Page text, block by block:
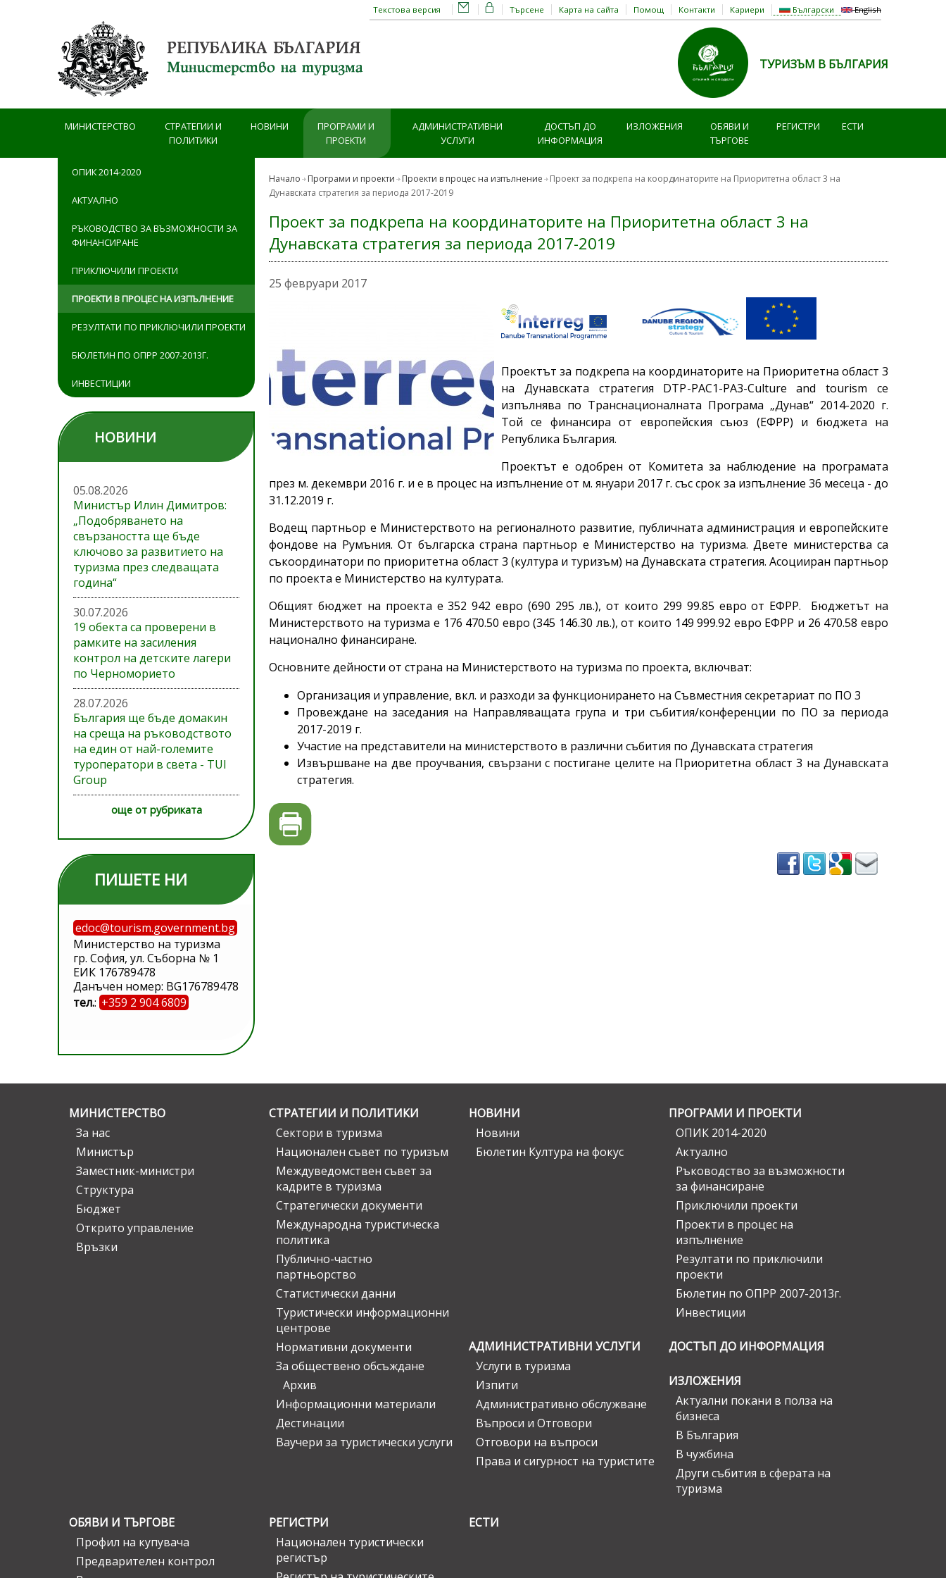
Български English
Търсене Карта на сайта Помощ Контакти Кариери
Текстова версия
ТУРИЗЪМ В БЪЛГАРИЯ
МИНИСТЕРСТВО
СТРАТЕГИИ И
ПОЛИТИКИ
НОВИНИ
ПРОГРАМИ И
ПРОЕКТИ
АДМИНИСТРАТИВНИ
УСЛУГИ
ДОСТЪП ДО
ИНФОРМАЦИЯ
ИЗЛОЖЕНИЯ
ОБЯВИ И
ТЪРГОВЕ
РЕГИСТРИ ЕСТИ
ОПИК 2014-2020
АКТУАЛНО
РЪКОВОДСТВО ЗА ВЪЗМОЖНОСТИ ЗА
ФИНАНСИРАНЕ
ПРИКЛЮЧИЛИ ПРОЕКТИ
ПРОЕКТИ В ПРОЦЕС НА ИЗПЪЛНЕНИЕ
РЕЗУЛТАТИ ПО ПРИКЛЮЧИЛИ ПРОЕКТИ
БЮЛЕТИН ПО ОПРР 2007-2013Г.
ИНВЕСТИЦИИ
НОВИНИ
05.08.2026
Министър Илин Димитров:
„Подобряването на
свързаността ще бъде
ключово за развитието на
туризма през следващата
година“
30.07.2026
19 обекта са проверени в
рамките на засиления
контрол на детските лагери
по Черноморието
28.07.2026
България ще бъде домакин
на среща на ръководството
на един от най-големите
туроператори в света - TUI
Group
още от рубриката
ПИШЕТЕ НИ
edoc@tourism.government.bg
Министерство на туризма
гр. София, ул. Съборна № 1
ЕИК 176789478
Данъчен номер: BG176789478
тел.: +359 2 904 6809
Начало Програми и проекти Проекти в процес на изпълнение
Проект за подкрепа на координаторите на Приоритетна област 3 на
Дунавската стратегия за периода 2017-2019
Проект за подкрепа на координаторите на Приоритетна област 3 на
Дунавската стратегия за периода 2017-2019
25 февруари 2017
Проектът за подкрепа на координаторите на Приоритетна област 3
на Дунавската стратегия DTP-PAC1-PA3-Culture and tourism се
изпълнява по Транснационалната Програма „Дунав“ 2014-2020 г.
Той се финансира от европейския съюз (ЕФРР) и бюджета на
Република България.
Проектът е одобрен от Комитета за наблюдение на програмата
през м. декември 2016 г. и е в процес на изпълнение от м. януари 2017 г. със срок за изпълнение 36 месеца - до
31.12.2019 г.
Водещ партньор е Министерството на регионалното развитие, публичната администрация и европейските
фондове на Румъния. От българска страна партньор е Министерство на туризма. Двете министерства са
съкоординатори по приоритетна област 3 (култура и туризъм) на Дунавската стратегия. Асоцииран партньор
по проекта е Министерство на културата.
Общият бюджет на проекта е 352 942 евро (690 295 лв.), от които 299 99.85 евро от ЕФРР. Бюджетът на
Министерството на туризма е 176 470.50 евро (345 146.30 лв.), от които 149 999.92 евро ЕФРР и 26 470.58 евро
национално финансиране.
Основните дейности от страна на Министерството на туризма по проекта, включват:
Организация и управление, вкл. и разходи за функционирането на Съвместния секретариат по ПО 3
Провеждане на заседания на Направляващата група и три събития/конференции по ПО за периода
2017-2019 г.
Участие на представители на министерството в различни събития по Дунавската стратегия
Извършване на две проучвания, свързани с постигане целите на Приоритетна област 3 на Дунавската
стратегия.
МИНИСТЕРСТВО
За нас
Министър
Заместник-министри
Структура
Бюджет
Открито управление
Връзки
СТРАТЕГИИ И ПОЛИТИКИ
Сектори в туризма
Национален съвет по туризъм
Междуведомствен съвет за
кадрите в туризма
Стратегически документи
Международна туристическа
политика
Публично-частно
партньорство
Статистически данни
Туристически информационни
центрове
Нормативни документи
За обществено обсъждане
Архив
Информационни материали
Дестинации
Ваучери за туристически услуги
НОВИНИ
Новини
Бюлетин Култура на фокус
ПРОГРАМИ И ПРОЕКТИ
ОПИК 2014-2020
Актуално
Ръководство за възможности
за финансиране
Приключили проекти
Проекти в процес на
изпълнение
Резултати по приключили
проекти
Бюлетин по ОПРР 2007-2013г.
Инвестиции
АДМИНИСТРАТИВНИ УСЛУГИ
Услуги в туризма
Изпити
Административно обслужване
Въпроси и Отговори
Отговори на въпроси
Права и сигурност на туристите
ДОСТЪП ДО ИНФОРМАЦИЯ
ИЗЛОЖЕНИЯ
Актуални покани в полза на
бизнеса
В България
В чужбина
Други събития в сферата на
туризма
ОБЯВИ И ТЪРГОВЕ
Профил на купувача
Предварителен контрол
РЕГИСТРИ
Национален туристически
регистър
ЕСТИ